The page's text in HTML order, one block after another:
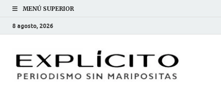
MENÚ SUPERIOR
8 agosto, 2026